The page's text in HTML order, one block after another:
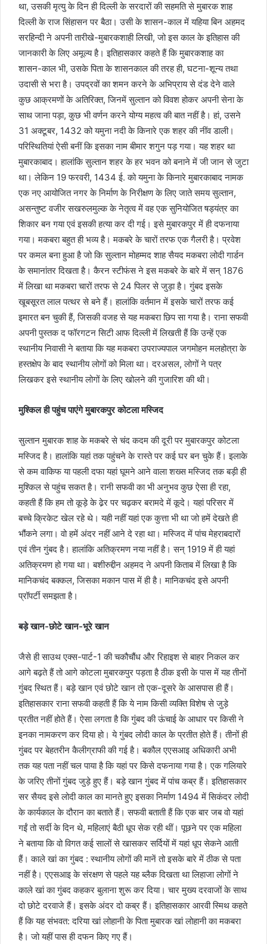
था, उसकी मृत्यु के दिन ही दिल्ली के सरदारों की सहमति से मुबारक शाह
दिल्ली के राज सिंहासन पर बैठा। उसी के शासन-काल में यहिया बिन अहमद
सरहिन्दी ने अपनी तारीखे-मुबारकशाही लिखी, जो इस काल के इतिहास की
जानकारी के लिए अमूल्य है। इतिहासकार कहते हैं कि मुबारकशाह का
शासन-काल भी, उसके पिता के शासनकाल की तरह ही, घटना-शून्य तथा
उदासी से भरा है। उपद्रवों का शमन करने के अभिप्राय से दंड देने वाले
कुछ आक्रमणों के अतिरिक्त, जिनमें सुल्तान को विवश होकर अपनी सेना के
साथ जाना पड़ा, कुछ भी वर्णन करने योग्य महत्व की बात नहीं है। हां, उसने
31 अक्टूबर, 1432 को यमुना नदी के किनारे एक शहर की नींव डाली।
परिस्थितियां ऐसी बनीं कि इसका नाम बीमार शगुन पड़ गया। यह शहर था
मुबारकाबाद। हालांकि सुल्तान शहर के हर भवन को बनाने में जी जान से जुटा
था। लेकिन 19 फरवरी, 1434 ई. को यमुना के किनारे मुबारकाबाद नामक
एक नए आयोजित नगर के निर्माण के निरीक्षण के लिए जाते समय सुल्तान,
असन्तुष्ट वजीर सखरुलमुल्क के नेतृत्व में वह एक सुनियोजित षड्यंत्र का
शिकार बन गया एवं इसकी हत्या कर दी गई। इसे मुबारकपुर में ही दफनाया
गया। मकबरा बहुत ही भव्य है। मकबरे के चारों तरफ एक गैलरी है। प्रवेश
पर कमल बना हुआ है जो कि सुल्तान मोहम्मद शाह सैयद मकबरा लोदी गार्डन
के समानांतर दिखता है। कैरन स्टीफंस ने इस मकबरे के बारे में सन् 1876
में लिखा था मकबरा चारों तरफ से 24 पिलर से जुड़ा है। गुंबद इसके
खूबसूरत लाल पत्थर से बने हैं। हालांकि वर्तमान में इसके चारों तरफ कई
इमारत बन चुकी हैं, जिसकी वजह से यह मकबरा छिप सा गया है। राना सफवी
अपनी पुस्तक द फॉरगटन सिटी आफ दिल्ली में लिखती हैं कि उन्हें एक
स्थानीय निवासी ने बताया कि यह मकबरा उपराज्यपाल जगमोहन मलहोत्रा के
हस्तक्षेप के बाद स्थानीय लोगों को मिला था। दरअसल, लोगों ने पत्र
लिखकर इसे स्थानीय लोगों के लिए खोलने की गुजारिश की थी।
मुश्किल ही पहुंच पाएंगे मुबारकपुर कोटला मस्जिद
सुल्तान मुबारक शाह के मकबरे से चंद कदम की दूरी पर मुबारकपुर कोटला
मस्जिद है। हालांकि यहां तक पहुंचने के रास्ते पर कई घर बन चुके हैं। इलाके
से कम वाकिफ या पहली दफा यहां घूमने आने वाला शख्स मस्जिद तक बड़ी ही
मुश्किल से पहुंच सकत है। रानी सफवी का भी अनुभव कुछ ऐसा ही रहा,
कहती हैं कि हम तो कूड़े के ढे़र पर चढ़कर बरामदे में कूदे। यहां परिसर में
बच्चे क्रिकेट खेल रहे थे। यही नहीं यहां एक कुत्ता भी था जो हमें देखते ही
भौंकने लगा। वो हमें अंदर नहीं आने दे रहा था। मस्जिद में पांच मेहराबदारों
एवं तीन गुंबद है। हालांकि अतिक्रमण नया नहीं है। सन् 1919 में ही यहां
अतिक्रमण हो गया था। बशीरुद्दीन अहमद ने अपनी किताब में लिखा है कि
मानिकचंद बक्कल, जिसका मकान पास में ही है। मानिकचंद इसे अपनी
प्रॉपर्टी समझता है।
बड़े खान-छोटे खान-भूरे खान
जैसे ही साउथ एक्स-पार्ट-1 की चकौचौंध और रिहाइश से बाहर निकल कर
आगे बढ़ते हैं तो आगे कोटला मुबारकपुर पड़ता है ठीक इसी के पास में यह तीनों
गुंबद स्थित हैं। बड़े खान एवं छोटे खान तो एक-दूसरे के आसपास ही हैं।
इतिहासकार राना सफवी कहती हैं कि ये नाम किसी व्यक्ति विशेष से जुड़े
प्रतीत नहीं होते हैं। ऐसा लगता है कि गुंबद की ऊंचाई के आधार पर किसी ने
इनका नामकरण कर दिया हो। ये गुंबद लोदी काल के प्रतीत होते हैं। तीनों ही
गुंबद पर बेहतरीन कैलीग्राफी की गई है। बकौल एएसआइ अधिकारी अभी
तक यह पता नहीं चल पाया है कि यहां पर किसे दफनाया गया है। एक गलियारे
के जरिए तीनों गुंबद जुड़े हुए हैं। बड़े खान गुंबद में पांच कब्र हैं। इतिहासकार
सर सैयद इसे लोदी काल का मानते हुए इसका निर्माण 1494 में सिकंदर लोदी
के कार्यकाल के दौरान का बताते हैं। सफवी बताती हैं कि एक बार जब वो यहां
गईं तो सर्दी के दिन थे, महिलाएं बैठी धूप सेक रही थीं। पूछने पर एक महिला
ने बताया कि वो विगत कई सालों से खासकर सर्दियों में यहां धूप सेकने आती
हैं। काले खां का गुंबद : स्थानीय लोगों की मानें तो इसके बारे में ठीक से पता
नहीं है। एएसआइ के संरक्षण से पहले यह ब्लैक दिखता था लिहाजा लोगों ने
काले खां का गुंबद कहकर बुलाना शुरू कर दिया। चार मुख्य दरवाजों के साथ
दो छोटे दरवाजे हैं। इसके अंदर दो कब्र हैं। इतिहासकार आरवी स्मिथ कहते
हैं कि यह संभवत: दरिया खां लोहानी के पिता मुबारक खां लोहानी का मकबरा
है। जो यहीं पास ही दफन किए गए हैं।